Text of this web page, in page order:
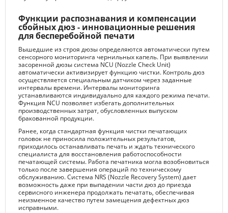
Функции распознавания и компенсации
сбойных дюз - инновационные решения
для бесперебойной печати
Вышедшие из строя дюзы определяются автоматически путем
сенсорного мониторинга чернильных капель. При выявлении
засоренной дюзы система NCU (Nozzle Check Unit)
автоматически активизирует функцию чистки. Контроль дюз
осуществляется специальным датчиком через заданные
интервалы времени. Интервалы мониторинга
устанавливаются индивидуально для каждого режима печати.
Функция NCU позволяет избегать дополнительных
производственных затрат, обусловленных выпуском
бракованной продукции.
Ранее, когда стандартная функция чистки печатающих
головок не приносила положительных результатов,
приходилось останавливать печать и ждать технического
специалиста для восстановления работоспособности
печатающей системы. Работа печатника могла возобновиться
только после завершения операций по техническому
обслуживанию. Система NRS (Nozzle Recovery System) дает
возможность даже при выпадении части дюз до приезда
сервисного инженера продолжать печатать, обеспечивая
неизменное качество путем замещения дефектных дюз
исправными.